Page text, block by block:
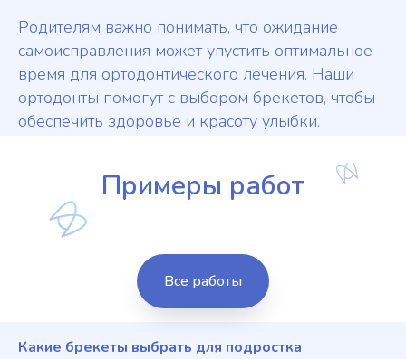
Родителям важно понимать, что ожидание
самоисправления может упустить оптимальное
время для ортодонтического лечения. Наши
ортодонты помогут с выбором брекетов, чтобы
обеспечить здоровье и красоту улыбки.
Примеры работ
Все работы
Какие брекеты выбрать для подростка